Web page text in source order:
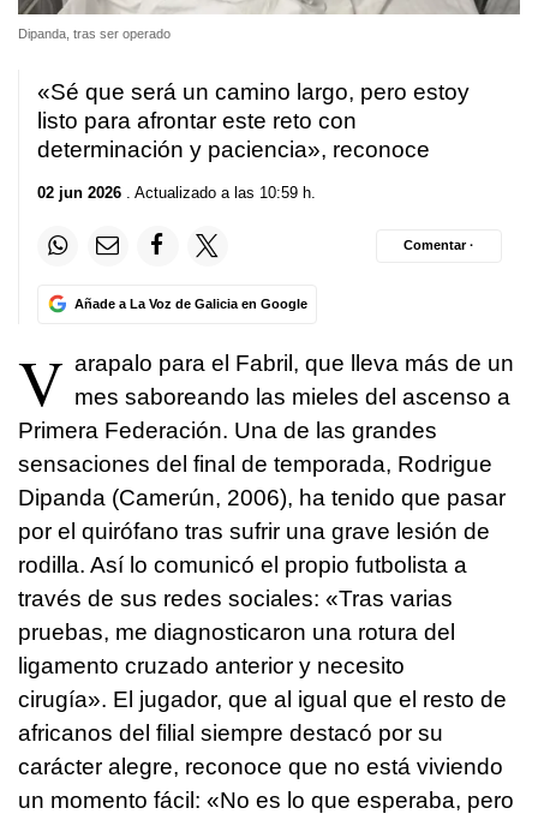
Dipanda, tras ser operado
«Sé que será un camino largo, pero estoy
listo para afrontar este reto con
determinación y paciencia», reconoce
02 jun 2026 . Actualizado a las 10:59 h.
Añade a La Voz de Galicia en Google
Comentar ·
V arapalo para el Fabril, que lleva más de un
mes saboreando las mieles del ascenso a
Primera Federación. Una de las grandes
sensaciones del final de temporada, Rodrigue
Dipanda (Camerún, 2006), ha tenido que pasar
por el quirófano tras sufrir una grave lesión de
rodilla. Así lo comunicó el propio futbolista a
través de sus redes sociales: «Tras varias
pruebas, me diagnosticaron una rotura del
ligamento cruzado anterior y necesito
cirugía». El jugador, que al igual que el resto de
africanos del filial siempre destacó por su
carácter alegre, reconoce que no está viviendo
un momento fácil: «No es lo que esperaba, pero